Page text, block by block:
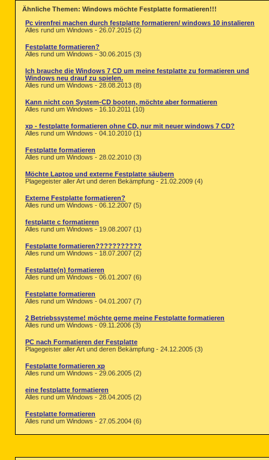
Ähnliche Themen: Windows möchte Festplatte formatieren!!!
Pc virenfrei machen durch festplatte formatieren/ windows 10 instalieren
Alles rund um Windows - 26.07.2015 (2)
Festplatte formatieren?
Alles rund um Windows - 30.06.2015 (3)
Ich brauche die Windows 7 CD um meine festplatte zu formatieren und
Windows neu drauf zu spielen.
Alles rund um Windows - 28.08.2013 (8)
Kann nicht con System-CD booten, möchte aber formatieren
Alles rund um Windows - 16.10.2011 (10)
xp - festplatte formatieren ohne CD, nur mit neuer windows 7 CD?
Alles rund um Windows - 04.10.2010 (1)
Festplatte formatieren
Alles rund um Windows - 28.02.2010 (3)
Möchte Laptop und externe Festplatte säubern
Plagegeister aller Art und deren Bekämpfung - 21.02.2009 (4)
Externe Festplatte formatieren?
Alles rund um Windows - 06.12.2007 (5)
festplatte c formatieren
Alles rund um Windows - 19.08.2007 (1)
Festplatte formatieren???????????
Alles rund um Windows - 18.07.2007 (2)
Festplatte(n) formatieren
Alles rund um Windows - 06.01.2007 (6)
Festplatte formatieren
Alles rund um Windows - 04.01.2007 (7)
2 Betriebssysteme! möchte gerne meine Festplatte formatieren
Alles rund um Windows - 09.11.2006 (3)
PC nach Formatieren der Festplatte
Plagegeister aller Art und deren Bekämpfung - 24.12.2005 (3)
Festplatte formatieren xp
Alles rund um Windows - 29.06.2005 (2)
eine festplatte formatieren
Alles rund um Windows - 28.04.2005 (2)
Festplatte formatieren
Alles rund um Windows - 27.05.2004 (6)